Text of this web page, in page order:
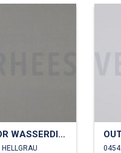
OUTDOOR WASSERDICHT